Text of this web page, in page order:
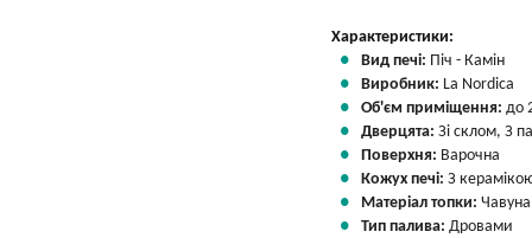
Характеристики:
Вид печі: Піч - Камін
Виробник: La Nordica
Об'єм приміщення: до
Дверцята: Зі склом, З
Поверхня: Варочна
Кожух печі: З
Матеріал топки: Чавуна
Тип палива: Дровами